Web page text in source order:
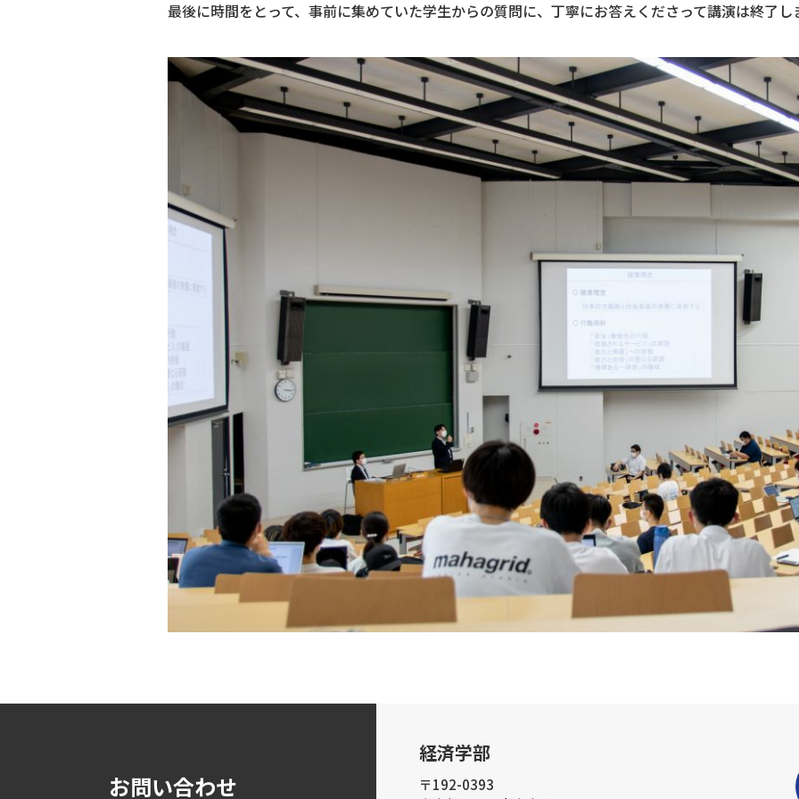
最後に時間をとって、事前に集めていた学生からの質問に、丁寧にお答えくださって講演は終了し
お問い合わせ
経済学部
〒192-0393